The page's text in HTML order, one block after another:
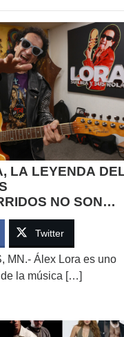
LA LEYENDA
NO SON
Twitter
MN.- Álex Lora es uno
la música […]